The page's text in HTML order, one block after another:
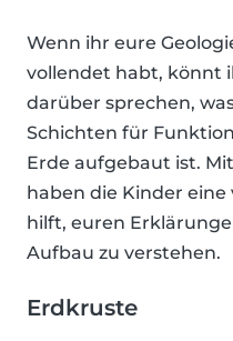
Wenn ihr eure
vollendet habt, könnt
darüber sprechen,
Schichten für
Erde aufgebaut ist.
haben die Kinder eine
hilft, euren
Aufbau zu verstehen.
Erdkruste